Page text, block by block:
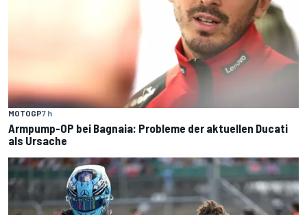
MOTOGP7 h
Armpump-OP bei Bagnaia: Probleme der aktuellen Ducati
als Ursache